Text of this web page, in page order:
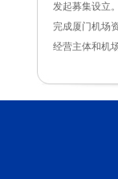
发起募集设立
完成厦门机场
经营主体和机